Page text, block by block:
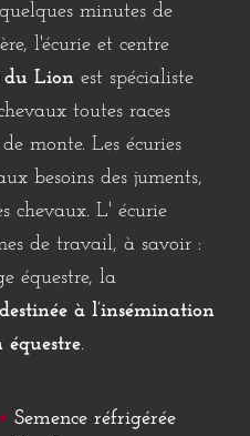
minutes de
, l'écurie et centre
du Lion est spécialiste
toutes races
monte. Les écuries
besoins des juments,
chevaux. L' écurie
de travail, à savoir :
équestre, la
destinée à l’insémination
équestre.
Semence réfrigérée